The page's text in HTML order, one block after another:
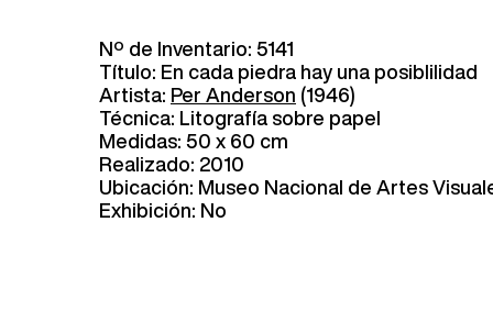
Nº de Inventario: 5141
Título: En cada piedra hay una posiblilidad
Artista: Per Anderson (1946)
Técnica: Litografía sobre papel
Medidas: 50 x 60 cm
Realizado: 2010
Ubicación: Museo Nacional de Artes
Exhibición: No